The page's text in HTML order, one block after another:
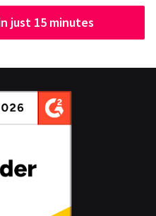
just 15 minutes